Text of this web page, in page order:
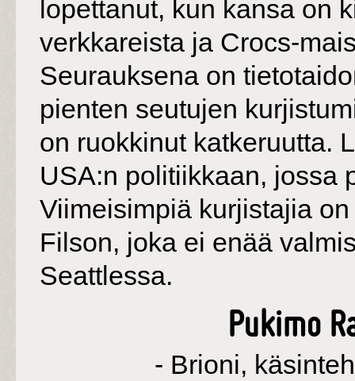
lopettanut, kun kansa on
verkkareista ja Crocs-
Seurauksena on
pienten seutujen
on ruokkinut katkeruutta.
USA:n politiikkaan, jossa
Viimeisimpiä kurjistajia
Filson, joka ei enää
Seattlessa.
Pukimo
- Brioni,